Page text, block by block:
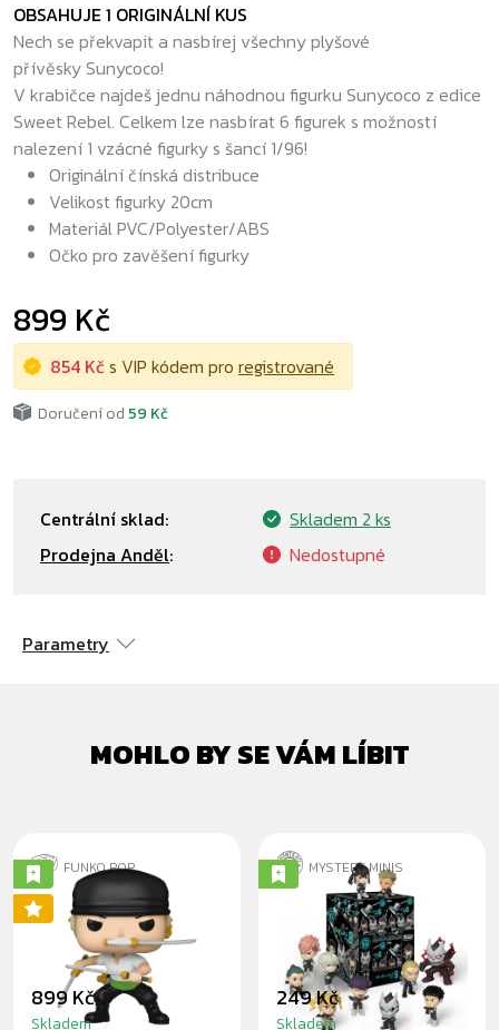
OBSAHUJE 1 ORIGINÁLNÍ KUS
Nech se překvapit a nasbírej všechny plyšové
přívěsky Sunycoco!
V krabičce najdeš jednu náhodnou figurku Sunycoco z edice
Sweet Rebel. Celkem lze nasbírat 6 figurek s možností
nalezení 1 vzácné figurky s šancí 1/96!
Originální čínská distribuce
Velikost figurky 20cm
Materiál PVC/Polyester/ABS
Očko pro zavěšení figurky
899 Kč
854 Kčs VIP kódem pro registrované
Doručení od 59 Kč
Centrální sklad: Skladem 2 ks
Prodejna Anděl: Nedostupné
Parametry
MOHLO BY SE VÁM LÍBIT
FUNKO POP
ZORO - ONE PIECE
CHASE
899 Kč
Skladem
MYSTERY MINIS
KAIJU NO. 8 -
BLINDBOX
249 Kč
Skladem